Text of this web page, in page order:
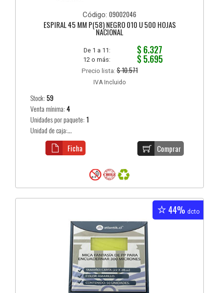
Código: 09002046
ESPIRAL 45 MM P(58) NEGRO 010 U 500 HOJAS
NACIONAL
De 1 a 11: $ 6.327
12 o más: $ 5.695
Precio lista:$ 10.571
IVA Incluido
Stock: 59
Venta mínima:4
Unidades por paquete: 1
Unidad de caja:...
Comprar
Ficha
44% dcto